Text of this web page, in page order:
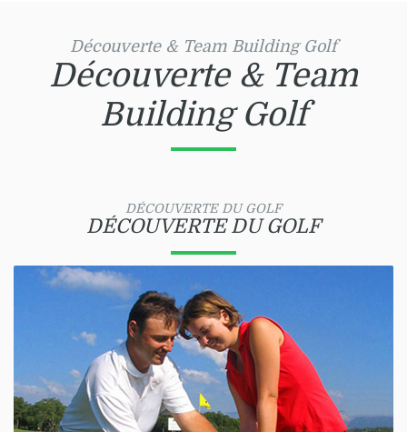
Découverte & Team Building Golf
Découverte & Team
Building Golf
DÉCOUVERTE DU GOLF
DÉCOUVERTE DU GOLF